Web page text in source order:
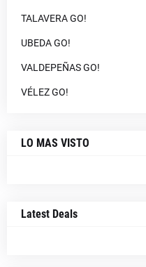
TALAVERA GO!
UBEDA GO!
VALDEPEÑAS GO!
VÉLEZ GO!
LO MAS VISTO
Latest Deals